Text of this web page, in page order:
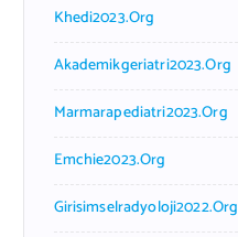
Khedi2023.org
Akademikgeriatri2023.org
Marmarapediatri2023.org
Emchie2023.org
Girisimselradyoloji2022.org